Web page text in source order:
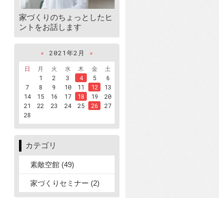
家づくりのちょっとしたヒ
ントをお話します
« 2021年2月
»
日
月 火 水 木 金
土
1
2 3 4 5
6
7
8 9 10 11 12
13
14
15 16 17 18 19
20
21
22 23 24 25 26
27
28
カテゴリ
素敵空館 (49)
家づくりセミナー (2)